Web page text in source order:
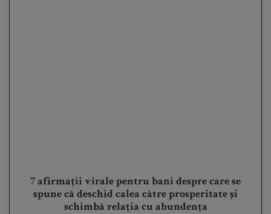
7 afirmații virale pentru bani despre care se
spune că deschid calea către prosperitate și
schimbă relația cu abundența